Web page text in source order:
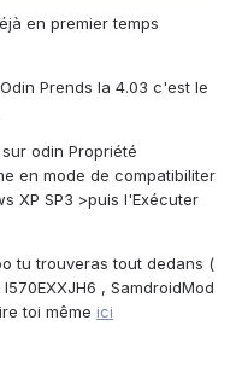
en premier temps
Prends la 4.03 c'est le
odin Propriété
en mode de compatibiliter
XP SP3 >puis l'Exécuter
tu trouveras tout dedans (
, SamdroidMod
toi même ici